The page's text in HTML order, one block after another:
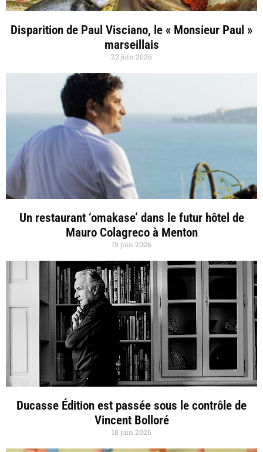
Disparition de Paul Visciano, le « Monsieur Paul »
marseillais
22 juin 2026
Un restaurant ‘omakase’ dans le futur hôtel de
Mauro Colagreco à Menton
19 juin 2026
Ducasse Édition est passée sous le contrôle de
Vincent Bolloré
18 juin 2026